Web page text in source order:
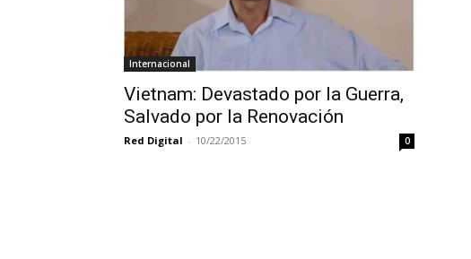
Internacional
Vietnam: Devastado por la Guerra,
Salvado por la Renovación
Red Digital - 10/22/2015 0